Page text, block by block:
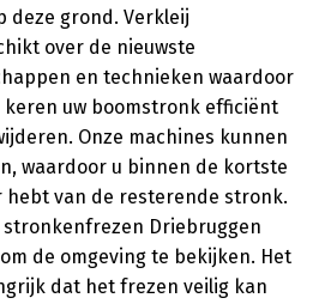
deze grond. Verkleij
over de nieuwste
en technieken waardoor
uw boomstronk efficiënt
Onze machines kunnen
waardoor u binnen de kortste
hebt van de resterende stronk.
Driebruggen
de omgeving te bekijken. Het
dat het frezen veilig kan